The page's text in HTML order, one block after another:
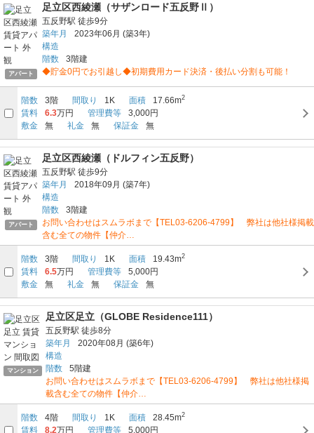
アパート
足立区西綾瀬（サザンロード五反野Ⅱ）
五反野駅 徒歩9分
築年月
2023年06月 (築3年)
構造
階数
3階建
◆貯金0円でお引越し◆初期費用カード決済・後払い分割も可能！
階数 3階 間取り 1K 面積 17.66m2
賃料 6.3万円 管理費等
3,000円
敷金
無 礼金 無 保証金 無
アパート
足立区西綾瀬（ドルフィン五反野）
五反野駅 徒歩9分
築年月
2018年09月 (築7年)
構造
階数
3階建
お問い合わせはスムラボまで【TEL03-6206-4799】 弊社は他社様掲載
含む全ての物件【仲介…
階数 3階 間取り 1K 面積 19.43m2
賃料 6.5万円 管理費等
5,000円
敷金
無 礼金 無 保証金 無
マンション
足立区足立（GLOBE Residence111）
五反野駅 徒歩8分
築年月
2020年08月 (築6年)
構造
階数
5階建
お問い合わせはスムラボまで【TEL03-6206-4799】 弊社は他社様掲
載含む全ての物件【仲介…
階数 4階 間取り 1K 面積 28.45m2
賃料 8.2万円 管理費等
5,000円